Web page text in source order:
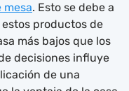
mesa. Esto se debe a
productos de
más bajos que los
decisiones influye
de una